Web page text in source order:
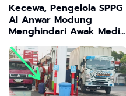
Kecewa, Pengelola SPPG
Al Anwar Modung
Menghindari Awak Media
Terkait Isu 5 Dapur Satu
Lokasi